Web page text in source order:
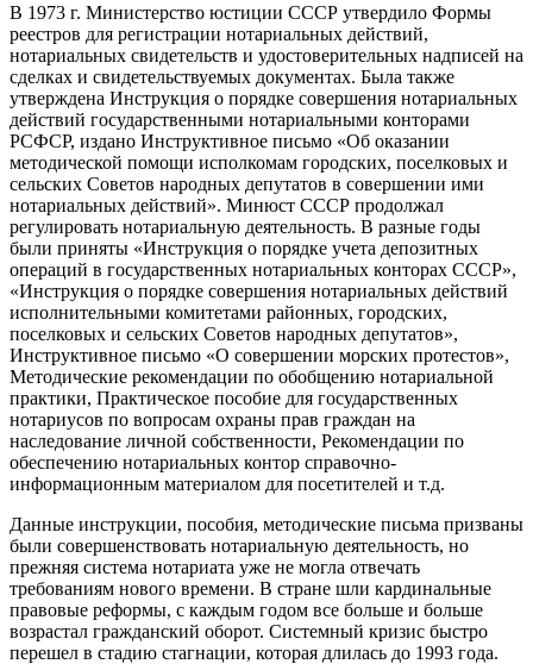
В 1973 г. Министерство юстиции СССР утвердило Формы
реестров для регистрации нотариальных действий,
нотариальных свидетельств и удостоверительных надписей на
сделках и свидетельствуемых документах. Была также
утверждена Инструкция о порядке совершения нотариальных
действий государственными нотариальными конторами
РСФСР, издано Инструктивное письмо «Об оказании
методической помощи исполкомам городских, поселковых и
сельских Советов народных депутатов в совершении ими
нотариальных действий». Минюст СССР продолжал
регулировать нотариальную деятельность. В разные годы
были приняты «Инструкция о порядке учета депозитных
операций в государственных нотариальных конторах СССР»,
«Инструкция о порядке совершения нотариальных действий
исполнительными комитетами районных, городских,
поселковых и сельских Советов народных депутатов»,
Инструктивное письмо «О совершении морских протестов»,
Методические рекомендации по обобщению нотариальной
практики, Практическое пособие для государственных
нотариусов по вопросам охраны прав граждан на
наследование личной собственности, Рекомендации по
обеспечению нотариальных контор справочно-
информационным материалом для посетителей и т.д.
Данные инструкции, пособия, методические письма призваны
были совершенствовать нотариальную деятельность, но
прежняя система нотариата уже не могла отвечать
требованиям нового времени. В стране шли кардинальные
правовые реформы, с каждым годом все больше и больше
возрастал гражданский оборот. Системный кризис быстро
перешел в стадию стагнации, которая длилась до 1993 года.